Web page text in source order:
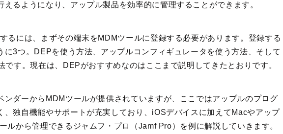
えるようになり、アップル製品を効率的に管理することができます。
るには、まずその端末をMDMツールに登録する必要があります。登録する
に3つ。DEPを使う方法、アップルコンフィギュレータを使う方法、そして
です。現在は、DEPがおすすめなのはここまで説明してきたとおりです。
ンダーからMDMツールが提供されていますが、ここではアップルのプログ
、独自機能やサポートが充実しており、iOSデバイスに加えてMacやアップ
ルから管理できるジャムフ・プロ（Jamf Pro）を例に解説していきます。